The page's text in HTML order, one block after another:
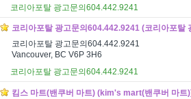
코리아포탈 광고문의604.442.9241
코리아포탈 광고문의604.442.9241 (코리아포탈
코리아포탈 광고문의604.442.9241
Vancouver, BC V6P 3H6
코리아포탈 광고문의604.442.9241
킴스 마트(밴쿠버 마트) (kim's mart(밴쿠버 마트